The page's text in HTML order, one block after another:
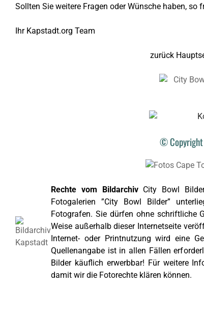
Sollten Sie weitere Fragen oder Wünsche haben, so
Ihr Kapstadt.org Team
zurück
© Copyright
Rechte vom BildarchivCity Bowl
Fotogalerien ”City Bowl Bilder”
Fotografen. Sie dürfen ohne schriftliche
Weise außerhalb dieser Internetseite
Internet- oder Printnutzung wird eine
Quellenangabe ist in allen Fällen
Bilder käuflich erwerbbar! Für weitere
damit wir die Fotorechte klären können.